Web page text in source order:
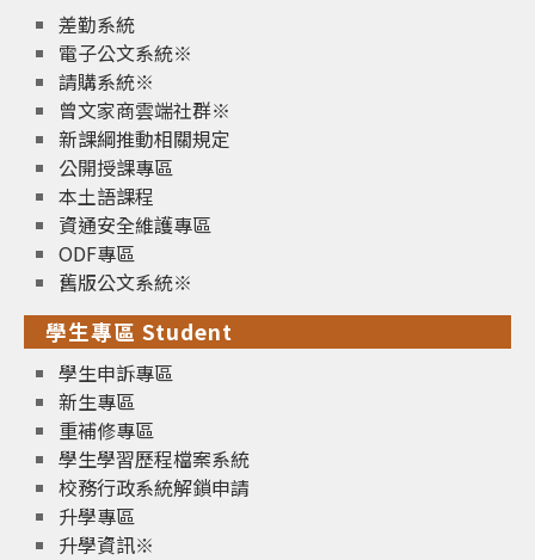
差勤系統
電子公文系統※
請購系統※
曾文家商雲端社群※
新課綱推動相關規定
公開授課專區
本土語課程
資通安全維護專區
ODF專區
舊版公文系統※
學生專區 Student
學生申訴專區
新生專區
重補修專區
學生學習歷程檔案系統
校務行政系統解鎖申請
升學專區
升學資訊※